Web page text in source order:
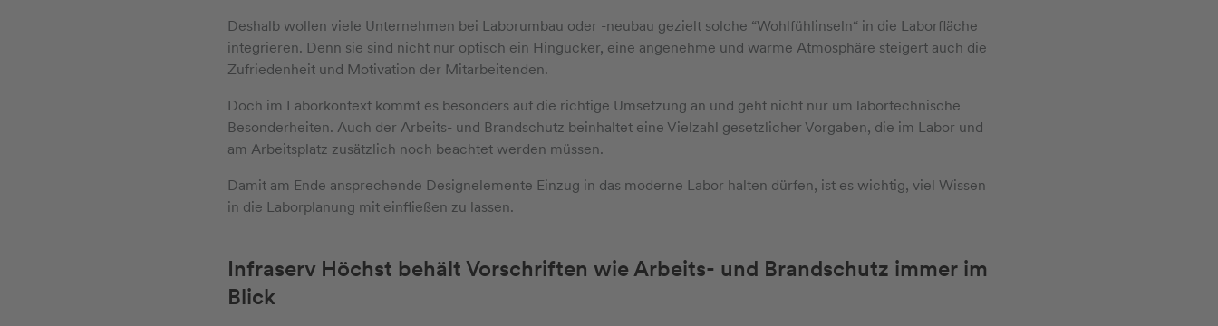
Deshalb wollen viele Unternehmen bei Laborumbau oder -neubau gezielt solche “Wohlfühlinseln“ in die Laborfläche
integrieren. Denn sie sind nicht nur optisch ein Hingucker, eine angenehme und warme Atmosphäre steigert auch die
Zufriedenheit und Motivation der Mitarbeitenden.
Doch im Laborkontext kommt es besonders auf die richtige Umsetzung an und geht nicht nur um labortechnische
Besonderheiten. Auch der Arbeits- und Brandschutz beinhaltet eine Vielzahl gesetzlicher Vorgaben, die im Labor und
am Arbeitsplatz zusätzlich noch beachtet werden müssen.
Damit am Ende ansprechende Designelemente Einzug in das moderne Labor halten dürfen, ist es wichtig, viel Wissen
in die Laborplanung mit einfließen zu lassen.
Infraserv Höchst behält Vorschriften wie Arbeits- und Brandschutz immer im
Blick